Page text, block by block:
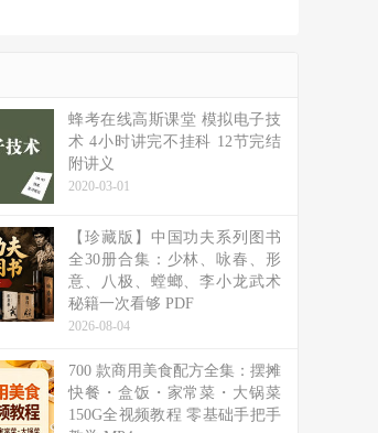
蜂考在线高斯课堂 模拟电子技
术 4小时讲完不挂科 12节完结
附讲义
2020-03-01
【珍藏版】中国功夫系列图书
全30册合集：少林、咏春、形
意、八极、螳螂、李小龙武术
秘籍一次看够 PDF
2026-08-04
700 款商用美食配方全集：摆摊
快餐・盒饭・家常菜・大锅菜
150G全视频教程 零基础手把手